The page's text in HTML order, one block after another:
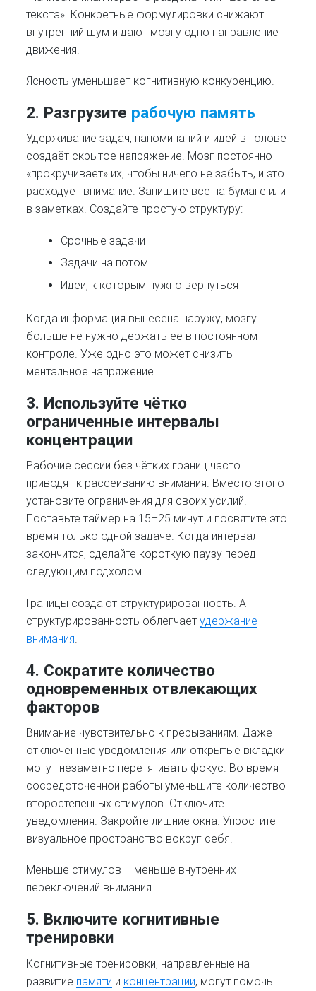
текста». Конкретные формулировки снижают
внутренний шум и дают мозгу одно направление
движения.
Ясность уменьшает когнитивную конкуренцию.
2. Разгрузите рабочую память
Удерживание задач, напоминаний и идей в голове
создаёт скрытое напряжение. Мозг постоянно
«прокручивает» их, чтобы ничего не забыть, и это
расходует внимание. Запишите всё на бумаге или
в заметках. Создайте простую структуру:
Срочные задачи
Задачи на потом
Идеи, к которым нужно вернуться
Когда информация вынесена наружу, мозгу
больше не нужно держать её в постоянном
контроле. Уже одно это может снизить
ментальное напряжение.
3. Используйте чётко
ограниченные интервалы
концентрации
Рабочие сессии без чётких границ часто
приводят к рассеиванию внимания. Вместо этого
установите ограничения для своих усилий.
Поставьте таймер на 15–25 минут и посвятите это
время только одной задаче. Когда интервал
закончится, сделайте короткую паузу перед
следующим подходом.
Границы создают структурированность. А
структурированность облегчаетудержание
внимания
4. Сократите количество
одновременных отвлекающих
факторов
Внимание чувствительно к прерываниям. Даже
отключённые уведомления или открытые вкладки
могут незаметно перетягивать фокус. Во время
сосредоточенной работы уменьшите количество
второстепенных стимулов. Отключите
уведомления. Закройте лишние окна. Упростите
визуальное пространство вокруг себя.
Меньше стимулов – меньше внутренних
переключений внимания.
5. Включите когнитивные
тренировки
Когнитивные тренировки, направленные на
развитие памяти и концентрации, могут помочь